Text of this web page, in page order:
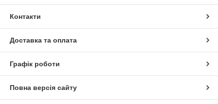
Контакти
Доставка та оплата
Графік роботи
Повна версія сайту